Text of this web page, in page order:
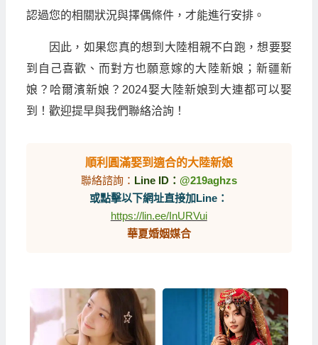
認過您的相關狀況與擇偶條件，才能進行安排。
因此，如果您真的想到大陸相親不白跑，想要娶
到自己喜歡、而對方也願意嫁的大陸新娘；新疆新
娘？哈爾濱新娘？2024娶大陸新娘到大連都可以娶
到！歡迎提早與我們聯絡洽詢！
順利圓滿娶到適合的大陸新娘
聯絡諮詢： Line ID： @219aghzs
或點擊以下網址直接加Line：
https://lin.ee/InURVui
華夏婚姻媒合